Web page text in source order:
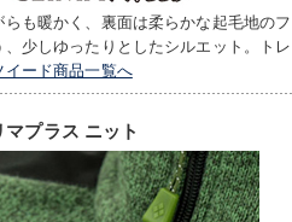
らも暖かく、裏面は柔らかな起毛地の
少しゆったりとしたシルエット。ト
イード商品一覧へ
マプラス ニット